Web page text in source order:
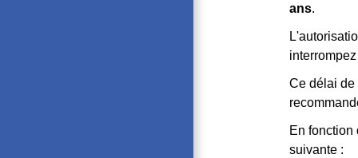
ans.
Ce délai de
En fonction
suivante :